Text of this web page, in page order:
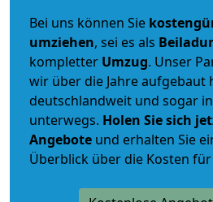
Bei uns können Sie
umziehen, sei es als
kompletter Umzug. Unser
wir über die Jahre aufgebaut
deutschlandweit und sogar
unterwegs. Holen Sie sich
Angebote und erhalten Sie
Überblick über die Kosten